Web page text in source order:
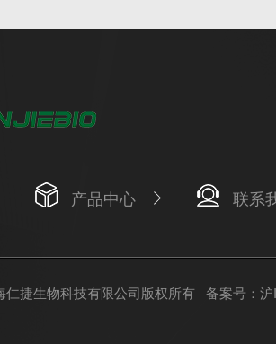
产品中心 联系
仁捷生物科技有限公司版权所有 备案号：